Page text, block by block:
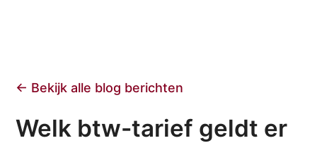
← Bekijk alle blog berichten
Welk btw-tarief geldt er